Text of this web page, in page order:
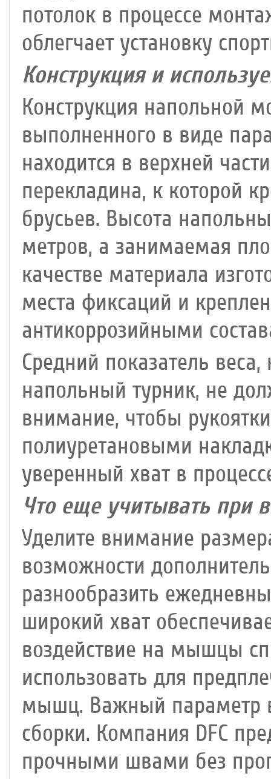
потолок в процессе
облегчает установку
Конструкция и
Конструкция напольной
выполненного в виде
находится в верхней
перекладина, к которой
брусьев. Высота
метров, а занимаемая
качестве материала
места фиксаций и
антикоррозийными
Средний показатель
напольный турник, не
внимание, чтобы
полиуретановыми
уверенный хват в
Что еще учитывать при
Уделите внимание
возможности
разнообразить
широкий хват
воздействие на мышцы
использовать для
мышц. Важный параметр
сборки. Компания DFC
прочными швами без